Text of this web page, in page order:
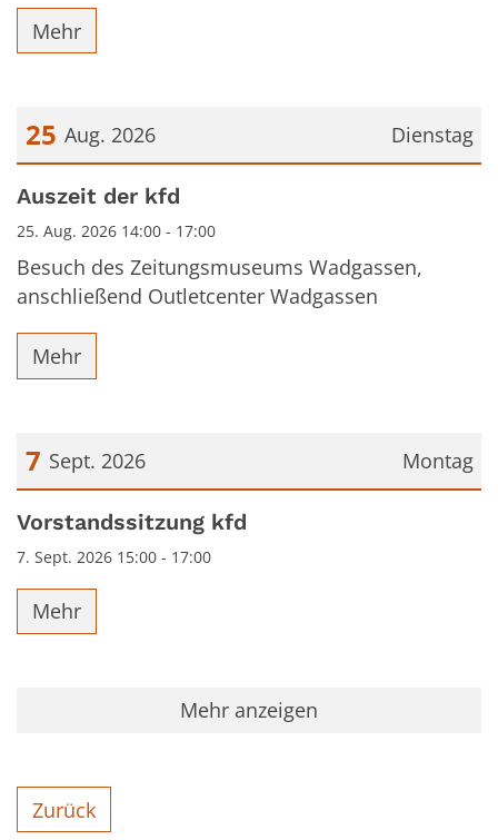
Mehr
Dienstag
25 Aug. 2026
Datum: 25. August 2026
Auszeit der kfd
25. Aug. 2026 14:00 - 17:00
Besuch des Zeitungsmuseums Wadgassen,
anschließend Outletcenter Wadgassen
Mehr
Montag
7 Sept. 2026
Datum: 7. September 2026
Vorstandssitzung kfd
7. Sept. 2026 15:00 - 17:00
Mehr
Mehr anzeigen
Zurück